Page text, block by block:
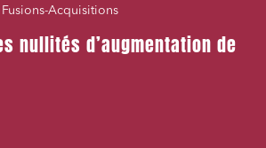
Acquisitions
nullités d’augmentation de